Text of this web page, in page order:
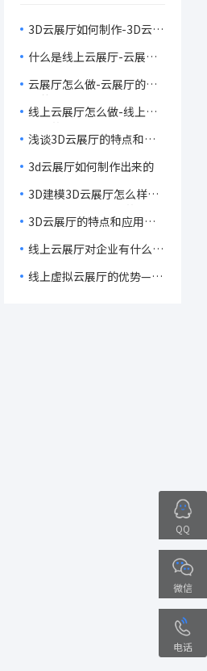
3D云展厅如何制作-3D云展
什么是线上云展厅-云展厅
云展厅怎么做-云展厅的应
用范围
线上云展厅怎么做-线上云
浅谈3D云展厅的特点和发
3d云展厅如何制作出来的
3D建模3D云展厅怎么样？
领域
3D云展厅的特点和应用有
线上云展厅对企业有什么好
线上虚拟云展厅的优势—线
QQ
微信
电话